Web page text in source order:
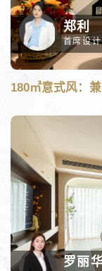
180㎡意式风：兼
郑利
首席设
罗丽